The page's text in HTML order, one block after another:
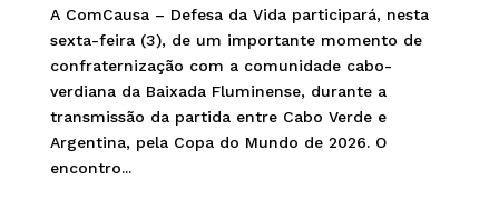
A ComCausa – Defesa da Vida participará, nesta
sexta-feira (3), de um importante momento de
confraternização com a comunidade cabo-
verdiana da Baixada Fluminense, durante a
transmissão da partida entre Cabo Verde e
Argentina, pela Copa do Mundo de 2026. O
encontro...